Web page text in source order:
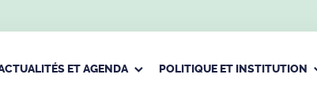
ET AGENDA POLITIQUE ET INSTITUTION